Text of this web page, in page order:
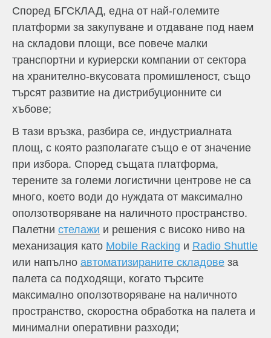
Според БГСКЛАД, една от най-големите
платформи за закупуване и отдаване под наем
на складови площи, все повече малки
транспортни и куриерски компании от сектора
на хранително-вкусовата промишленост, също
търсят развитие на дистрибуционните си
хъбове;
В тази връзка, разбира се, индустриалната
площ, с която разполагате също е от значение
при избора. Според същата платформа,
терените за големи логистични центрове не са
много, което води до нуждата от максимално
оползотворяване на наличното пространство.
Палетни стелажи и решения с високо ниво на
механизация като Mobile Racking и Radio Shuttle
или напълно автоматизираните складове за
палета са подходящи, когато търсите
максимално оползотворяване на наличното
пространство, скоростна обработка на палета и
минимални оперативни разходи;